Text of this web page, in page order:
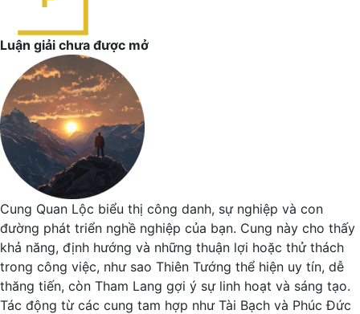
Luận giải chưa được mở
Cung Quan Lộc biểu thị công danh, sự nghiệp và con
đường phát triển nghề nghiệp của bạn. Cung này cho thấy
khả năng, định hướng và những thuận lợi hoặc thử thách
trong công việc, như sao Thiên Tướng thể hiện uy tín, dễ
thăng tiến, còn Tham Lang gợi ý sự linh hoạt và sáng tạo.
Tác động từ các cung tam hợp như Tài Bạch và Phúc Đức